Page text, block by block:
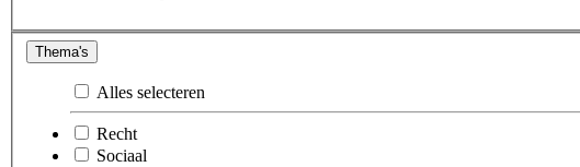
Thema's
Alles selecteren
Recht
Sociaal